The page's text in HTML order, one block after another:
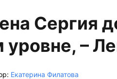
Сергия
–
Екатерина Филатова